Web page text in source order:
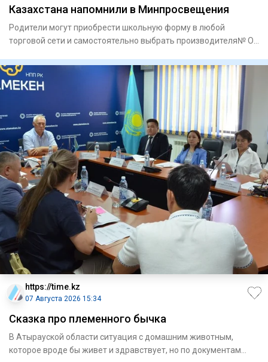
Казахстана напомнили в Минпросвещения
Родители могут приобрести школьную форму в любой
торговой сети и самостоятельно выбрать производителя№ О
https://time.kz
07 Августа 2026 15:34
Сказка про племенного бычка
В Атырауской области ситуация с домашним животным,
которое вроде бы живет и здравствует, но по документам